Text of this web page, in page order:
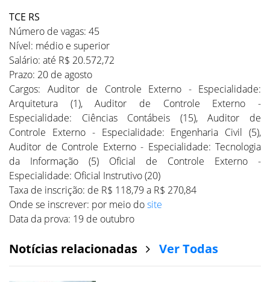
TCE RS
Número de vagas: 45
Nível: médio e superior
Salário: até R$ 20.572,72
Prazo: 20 de agosto
Cargos: Auditor de Controle Externo - Especialidade:
Arquitetura (1), Auditor de Controle Externo -
Especialidade: Ciências Contábeis (15), Auditor de
Controle Externo - Especialidade: Engenharia Civil (5),
Auditor de Controle Externo - Especialidade: Tecnologia
da Informação (5) Oficial de Controle Externo -
Especialidade: Oficial Instrutivo (20)
Taxa de inscrição: de R$ 118,79 a R$ 270,84
Onde se inscrever: por meio dosite
Data da prova: 19 de outubro
Notícias relacionadas Ver Todas